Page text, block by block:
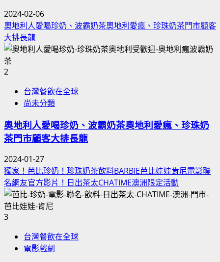
2024-02-06
奧地利人愛喝珍奶、波霸奶茶奧地利愛瘋、珍珠奶茶門市顧客
大排長龍
2
台灣餐飲在全球
尚未分類
奧地利人愛喝珍奶、波霸奶茶奧地利愛瘋、珍珠奶
茶門市顧客大排長龍
2024-01-27
獨家！芭比珍奶！珍珠奶茶飲料BARBIE芭比娃娃肯尼電影聯
名網友官方影片！日出茶太CHATIME澳洲限定活動
3
台灣餐飲在全球
電影戲劇